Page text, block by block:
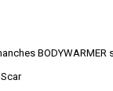
BODYWARMER